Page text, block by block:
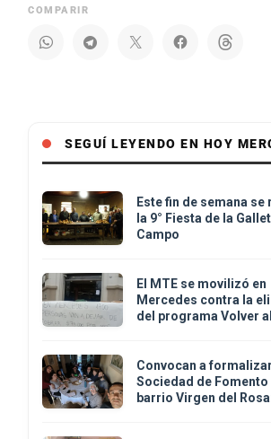
COMPARIR
SEGUÍ LEYENDO EN HOY
Este fin de semana se
la 9° Fiesta de la
Campo
El MTE se movilizó en
Mercedes contra la
del programa Volver
Convocan a
Sociedad de Fomento
barrio Virgen del